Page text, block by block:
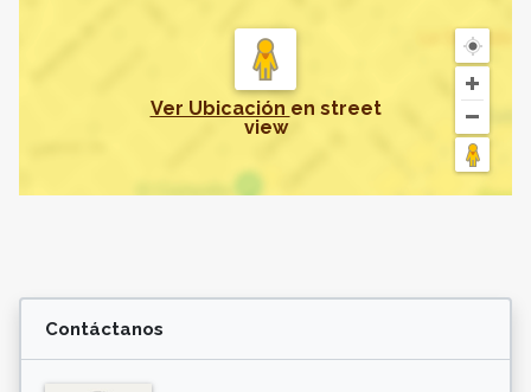
Ver Ubicación en street
view
Contáctanos